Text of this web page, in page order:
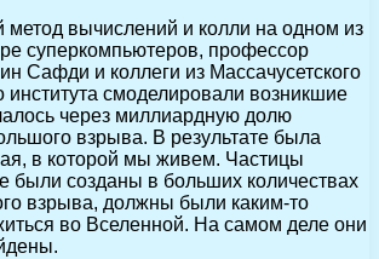
метод вычислений и колли на одном из
суперкомпьютеров, профессор
Сафди и коллеги из Массачусетского
института смоделировали возникшие
через миллиардную долю
взрыва. В результате была
в которой мы живем. Частицы
были созданы в больших количествах
взрыва, должны были каким-то
во Вселенной. На самом деле они